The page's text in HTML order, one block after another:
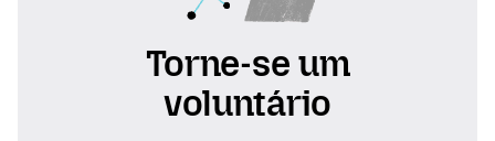
Torne-se um
voluntário